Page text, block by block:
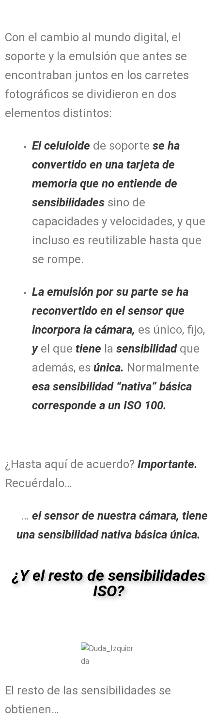
Con el cambio al mundo digital, el
soporte y la emulsión que antes se
encontraban juntos en los carretes
fotográficos se dividieron en dos
elementos distintos:
El celuloide de soporte se ha
convertido en una tarjeta de
memoria que no entiende de
sensibilidades sino de
capacidades y velocidades, y que
incluso es reutilizable hasta que
se rompe.
La emulsión por su parte se ha
reconvertido en el sensor que
incorpora la cámara, es único, fijo,
y el que tiene la sensibilidadque
además, es única. Normalmente
esa sensibilidad “nativa” básica
corresponde a un ISO 100.
¿Hasta aquí de acuerdo? Importante.
Recuérdalo…
… el sensor de nuestra cámara, tiene
una sensibilidad nativa básica única.
¿Y el resto de sensibilidades
ISO?
El resto de las sensibilidades se
obtienen…